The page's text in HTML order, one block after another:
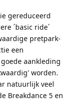
gereduceerd
´basic ride´
pretpark-
een
aankleding
worden.
natuurlijk veel
Breakdance 5 en